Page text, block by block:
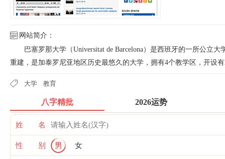
网站简介：
巴塞罗那大学（Universitat de Barcelona）是西班牙的一所公立
重建，是加泰罗尼亚地区历史最悠久的大学，拥有4个教学区，开设
大学 教育
八字精批 2026运势
姓 名
性 别 男 女